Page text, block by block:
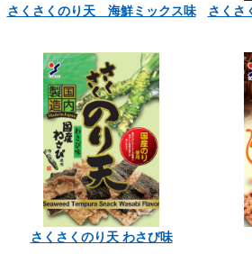
さくさくのり天 海鮮ミックス味
さくさ
さくさくのり天 わさび味